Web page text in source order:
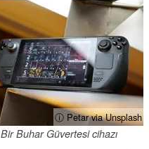
ⓘ Petar via Unsplash
Bir Buhar Güvertesi cihazı